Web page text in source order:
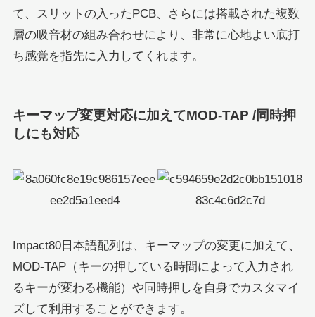
て、スリットの入ったPCB、さらには搭載された複数
層の吸音材の組み合わせにより、非常に心地よい底打
ち感覚を指先に入力してくれます。
キーマップ変更対応に加えてMOD-TAP /同時押
しにも対応
Impact80日本語配列は、キーマップの変更に加えて、
MOD-TAP（キーの押している時間によって入力され
るキーが変わる機能）や同時押しを自身でカスタマイ
ズして利用することができます。